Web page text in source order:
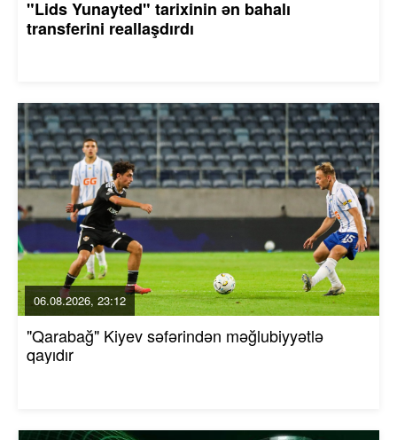
"Lids Yunayted" tarixinin ən bahalı
transferini reallaşdırdı
06.08.2026, 23:12
"Qarabağ" Kiyev səfərindən məğlubiyyətlə
qayıdır